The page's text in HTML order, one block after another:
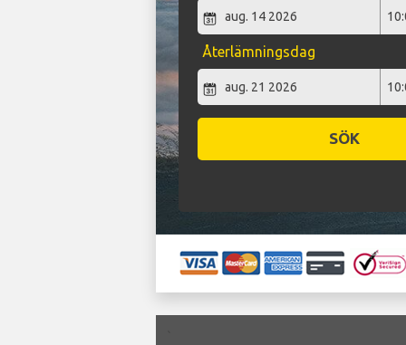
Återlämningsdag
SÖK